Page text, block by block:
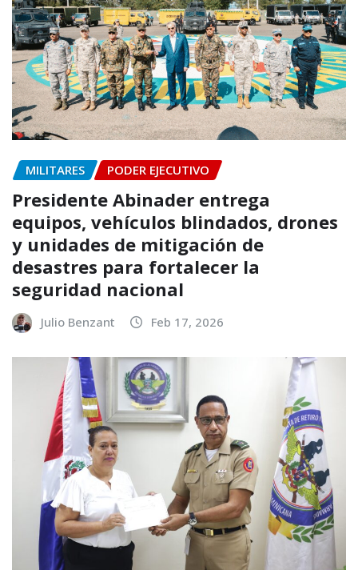
MILITARES PODER EJECUTIVO
Presidente Abinader entrega
equipos, vehículos blindados, drones
y unidades de mitigación de
desastres para fortalecer la
seguridad nacional
Julio Benzant Feb 17, 2026